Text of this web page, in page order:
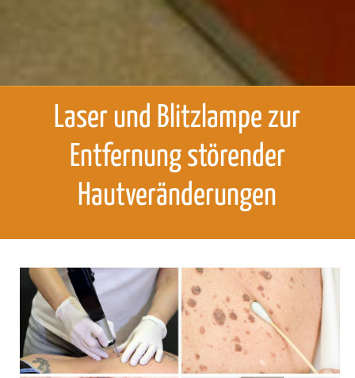
Laser und Blitzlampe zur
Entfernung störender
Hautveränderungen